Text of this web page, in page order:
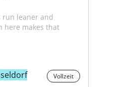
run leaner and
here makes that
Vollzeit